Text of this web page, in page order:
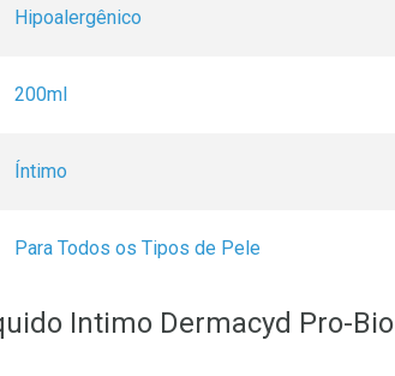
Hipoalergênico
200ml
Íntimo
Para Todos os Tipos de Pele
Intimo Dermacyd Pro-Bio